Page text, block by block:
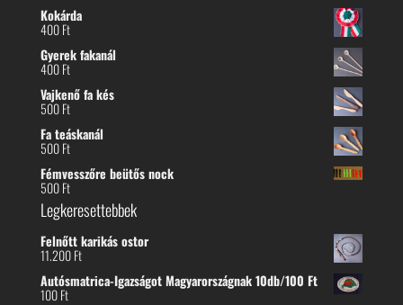
Kokárda
400Ft
Gyerek fakanál
400Ft
Vajkenő fa kés
500Ft
Fa teáskanál
500Ft
Fémvesszőre beütős nock
500Ft
Legkeresettebbek
Felnőtt karikás ostor
11.200Ft
Autósmatrica-Igazságot Magyarországnak 10db/100 Ft
100Ft